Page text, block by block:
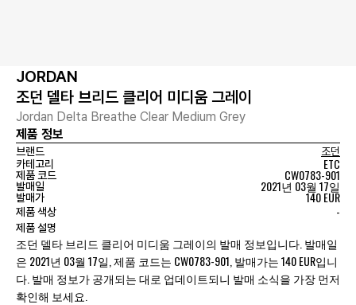
JORDAN
조던 델타 브리드 클리어 미디움 그레이
Jordan Delta Breathe Clear Medium Grey
제품 정보
브랜드
조던
카테고리
ETC
제품 코드 CW0783-901
발매일 2021년 03월 17일
발매가 140 EUR
제품 색상 -
제품 설명
조던 델타 브리드 클리어 미디움 그레이의 발매 정보입니다. 발매일
은 2021년 03월 17일, 제품 코드는 CW0783-901, 발매가는 140 EUR입니
다. 발매 정보가 공개되는 대로 업데이트되니 발매 소식을 가장 먼저
확인해 보세요.